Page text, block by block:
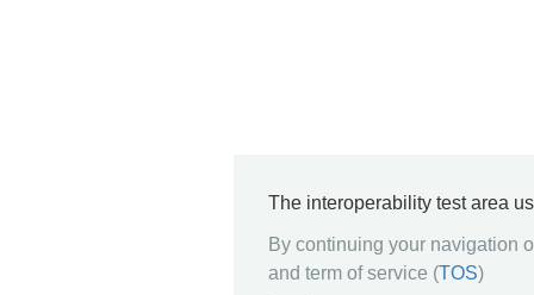
The interoperability test area
By continuing your navigation
and term of service (TOS)